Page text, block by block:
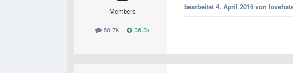
Members
58.7k 36.3k
bearbeitet 4. April 2016 von